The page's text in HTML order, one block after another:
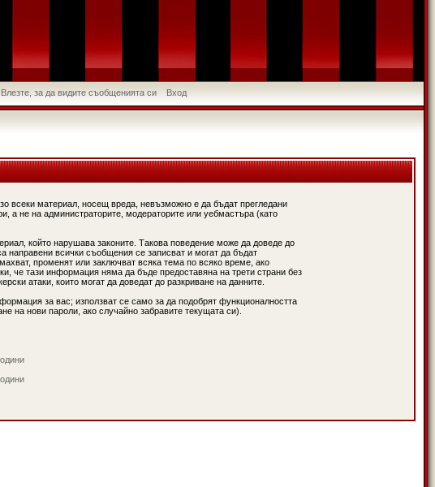
Влезте, за да видите съобщенията си Вход
всеки материал, носещ вреда, невъзможно е да бъдат прегледани
а не на администраторите, модераторите или уебмастъра (като
който нарушава законите. Такова поведение може да доведе до
направени всички съобщения се записват и могат да бъдат
променят или заключват всяка тема по всяко време, ако
че тази информация няма да бъде предоставяна на трети страни без
атаки, които могат да доведат до разкриване на данните.
за вас; използват се само за да подобрят функционалността
на нови пароли, ако случайно забравите текущата си).